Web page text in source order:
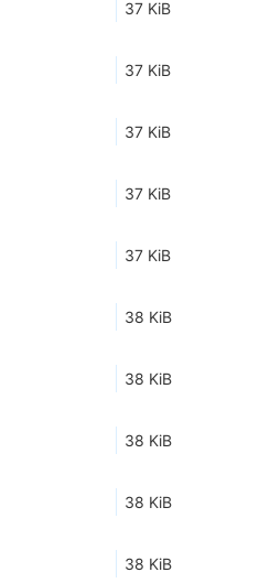
37 KiB
37 KiB
37 KiB
37 KiB
37 KiB
38 KiB
38 KiB
38 KiB
38 KiB
38 KiB